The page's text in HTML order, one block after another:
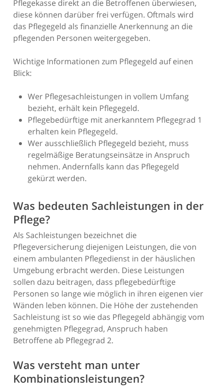
Pflegekasse direkt an die Betroffenen überwiesen,
diese können darüber frei verfügen. Oftmals wird
das Pflegegeld als finanzielle Anerkennung an die
pflegenden Personen weitergegeben.
Wichtige Informationen zum Pflegegeld auf einen
Blick:
Wer Pflegesachleistungen in vollem Umfang
bezieht, erhält kein Pflegegeld.
Pflegebedürftige mit anerkanntem Pflegegrad 1
erhalten kein Pflegegeld.
Wer ausschließlich Pflegegeld bezieht, muss
regelmäßige Beratungseinsätze in Anspruch
nehmen. Andernfalls kann das Pflegegeld
gekürzt werden.
Was bedeuten Sachleistungen in der
Pflege?
Als Sachleistungen bezeichnet die
Pflegeversicherung diejenigen Leistungen, die von
einem ambulanten Pflegedienst in der häuslichen
Umgebung erbracht werden. Diese Leistungen
sollen dazu beitragen, dass pflegebedürftige
Personen so lange wie möglich in ihren eigenen vier
Wänden leben können. Die Höhe der zustehenden
Sachleistung ist so wie das Pflegegeld abhängig vom
genehmigten Pflegegrad, Anspruch haben
Betroffene ab Pflegegrad 2.
Was versteht man unter
Kombinationsleistungen?